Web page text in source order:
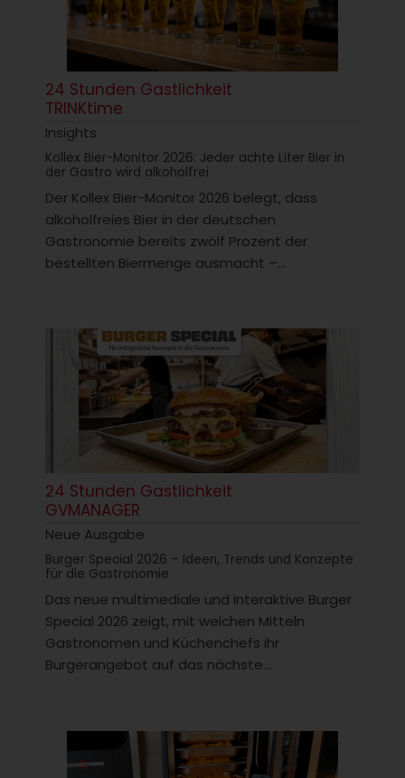
24 Stunden Gastlichkeit
TRINKtime
Insights
Kollex Bier-Monitor 2026: Jeder achte Liter Bier in
der Gastro wird alkoholfrei
Der Kollex Bier-Monitor 2026 belegt, dass
alkoholfreies Bier in der deutschen
Gastronomie bereits zwölf Prozent der
bestellten Biermenge ausmacht –...
24 Stunden Gastlichkeit
GVMANAGER
Neue Ausgabe
Burger Special 2026 – Ideen, Trends und Konzepte
für die Gastronomie
Das neue multimediale und interaktive Burger
Special 2026 zeigt, mit welchen Mitteln
Gastronomen und Küchenchefs ihr
Burgerangebot auf das nächste...